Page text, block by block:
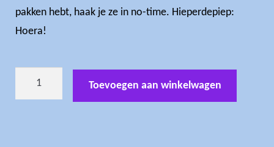
pakken hebt, haak je ze in no-time. Hieperdepiep:
Hoera!
haakpatroon
Toevoegen aan winkelwagen